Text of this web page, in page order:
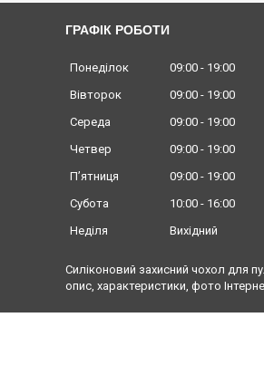
ГРАФІК РОБОТИ
Понеділок 09:00
19:00
Вівторок
09:00
19:00
Середа
09:00
19:00
Четвер
09:00
19:00
Пʼятниця
09:00
19:00
Субота
10:00
16:00
Неділя
Вихідний
Cиліконовий захисний чохол для
опис, характеристики, фото